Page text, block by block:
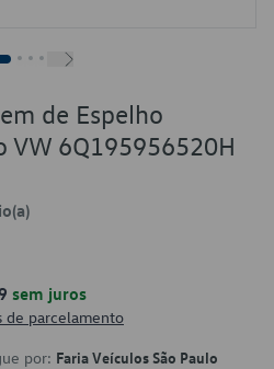
de Espelho
VW 6Q195956520H
sem juros
de parcelamento
por: Faria Veículos São Paulo